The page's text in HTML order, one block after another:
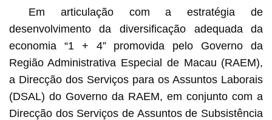
Em articulação com a estratégia de
desenvolvimento da diversificação adequada da
economia “1 + 4” promovida pelo Governo da
Região Administrativa Especial de Macau (RAEM),
a Direcção dos Serviços para os Assuntos Laborais
(DSAL) do Governo da RAEM, em conjunto com a
Direcção dos Serviços de Assuntos de Subsistência